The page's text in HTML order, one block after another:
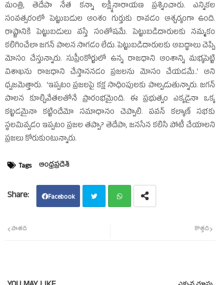
మంత్రి, తెదేపా నేత కన్నా లక్ష్మీనారాయణ ప్రశ్నించారు. ఎన్నికల
సంవత్సరంలో పెట్టుబడుల అంశం గుర్తుకు రావడం ఆశ్చర్యంగా ఉంది.
రాష్ట్రానికి పెట్టుబడులు వస్తే సంతోషమే. పెట్టుబడిదారులకు నమ్మకం
కలిగించేలా జగన్‌ పాలన సాగడం లేదు. పెట్టుబడిదారులకు అబద్ధాలు చెప్పి
మోసం చేస్తున్నారు. సుప్రీంకోర్టులో ఉన్న రాజధాని అంశాన్ని మభ్యపెట్టి
విశాఖను రాజధాని చేస్తాననడం ప్రజలను మోసం చేయడమే..’ అని
ధ్వజమెత్తారు. ‘ఇప్పటం ప్రజలపై కక్ష సాధింపులకు పాల్పడుతున్నారు. జగన్‌
పాలన కూల్చివేతలతోనే ప్రారంభమైంది. ఈ ప్రభుత్వం ఎక్కడైనా ఒక్క
కట్టడమైనా కట్టిందేమో సమాధానం చెప్పాలి. పవన్‌ కల్యాణ్‌ సభకు
స్థలమివ్వడం ఇప్పటం ప్రజల తప్పా? తెదేపా, జనసేన కలిసి పోటీ చేయాలని
ప్రజలు కోరుకుంటున్నారు.
Tags ఆంధ్రప్రదేశ్‌
Facebook
కొత్తది
పాతది